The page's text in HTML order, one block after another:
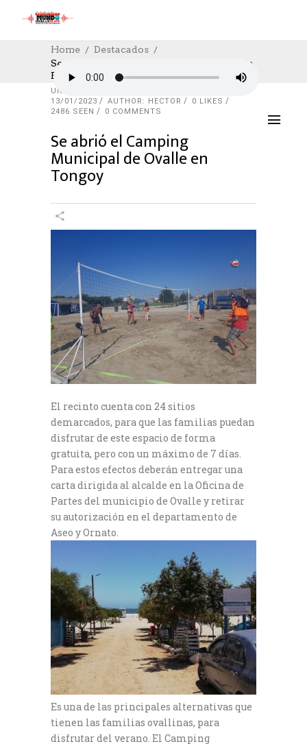
Home
Destacados
Se Abrió El Camping Municipal De Ovalle
En Tongoy
DESTACADOS SOCIAL,SOCIAL,
UNCATEGORIZED
13/01/2023
AUTHOR: HECTOR 0 LIKES
2486 SEEN
0 COMMENTS
Se abrió el Camping
Municipal de Ovalle en
Tongoy
El recinto cuenta con 24 sitios
demarcados, para que las familias puedan
disfrutar de este espacio de forma
gratuita, pero con un máximo de 7 días.
Para estos efectos deberán entregar una
carta dirigida al alcalde en la Oficina de
Partes del municipio de Ovalle y retirar
su autorización en el departamento de
Aseo y Ornato.
Es una de las principales alternativas que
tienen las familias ovallinas, para
disfrutar del verano. El Camping